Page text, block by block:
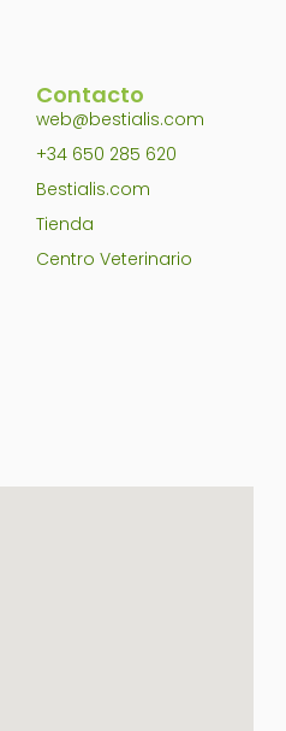
Contacto
web@bestialis.com
+34 650 285 620
Bestialis.com
Tienda
Centro Veterinario